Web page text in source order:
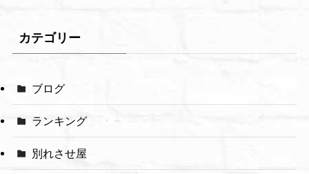
カテゴリー
ブログ
ランキング
別れさせ屋